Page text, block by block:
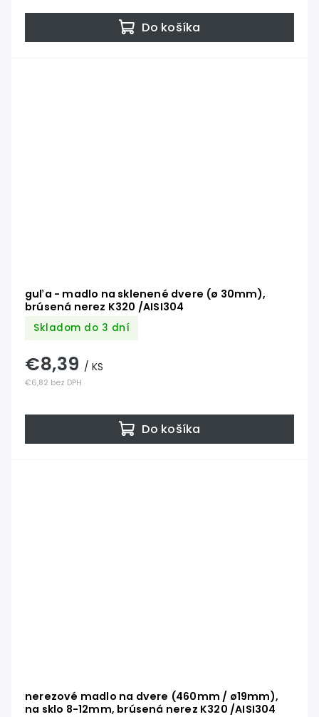
Do košíka
guľa - madlo na sklenené dvere (ø 30mm),
brúsená nerez K320 /AISI304
Skladom do 3 dní
€6,82 bez DPH
€8,39 / KS
Do košíka
nerezové madlo na dvere (460mm / ø19mm),
na sklo 8-12mm, brúsená nerez K320 /AISI304